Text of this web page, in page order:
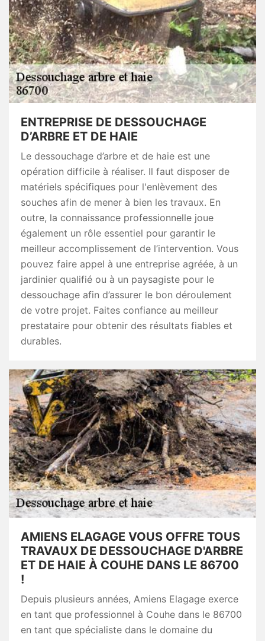
ENTREPRISE DE DESSOUCHAGE
D’ARBRE ET DE HAIE
Le dessouchage d’arbre et de haie est une
opération difficile à réaliser. Il faut disposer de
matériels spécifiques pour l'enlèvement des
souches afin de mener à bien les travaux. En
outre, la connaissance professionnelle joue
également un rôle essentiel pour garantir le
meilleur accomplissement de l’intervention. Vous
pouvez faire appel à une entreprise agréée, à un
jardinier qualifié ou à un paysagiste pour le
dessouchage afin d’assurer le bon déroulement
de votre projet. Faites confiance au meilleur
prestataire pour obtenir des résultats fiables et
durables.
AMIENS ELAGAGE VOUS OFFRE TOUS
TRAVAUX DE DESSOUCHAGE D'ARBRE
ET DE HAIE À COUHE DANS LE 86700
!
Depuis plusieurs années, Amiens Elagage exerce
en tant que professionnel à Couhe dans le 86700
en tant que spécialiste dans le domaine du